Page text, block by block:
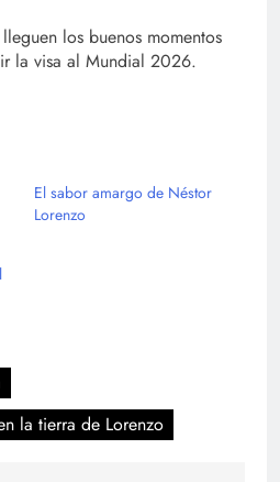
los buenos momentos
la visa al Mundial 2026.
El sabor amargo de Néstor
Lorenzo
la tierra de Lorenzo